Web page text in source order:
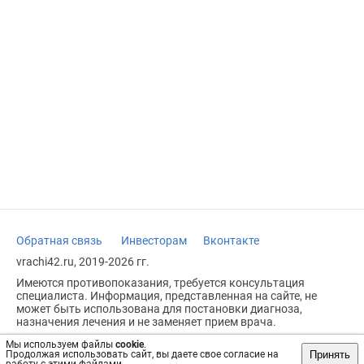
Мы используем файлы cookie.
Продолжая использовать сайт, вы даете свое согласие на
Принять
Обратная связь Инвесторам
Вконтакте
vrachi42.ru, 2019-2026 гг.
Имеются противопоказания, требуется консультация
специалиста. Информация, представленная на сайте, не
может быть использована для постановки диагноза,
назначения лечения и не заменяет прием врача.
Возрастное ограничение: 18+